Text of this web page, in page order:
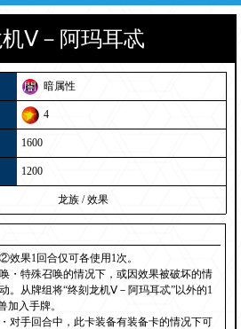
Ⅴ－阿玛耳忒
暗属性
4
1600
1200
龙族 / 效果
果1回合仅可各使用1次。
・特殊召唤的情况下，或因效果被破坏的情
。从牌组将“终刻龙机Ⅴ－阿玛耳忒”以外的1
加入手牌。
对手回合中，此卡装备有装备卡的情况下可